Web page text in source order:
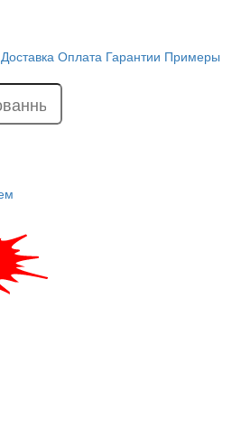
Доставка Оплата Гарантии Примеры